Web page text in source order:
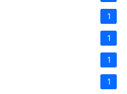
1
1
1
1